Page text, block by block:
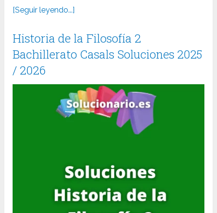
[Seguir leyendo...]
Historia de la Filosofía 2
Bachillerato Casals Soluciones 2025
/ 2026